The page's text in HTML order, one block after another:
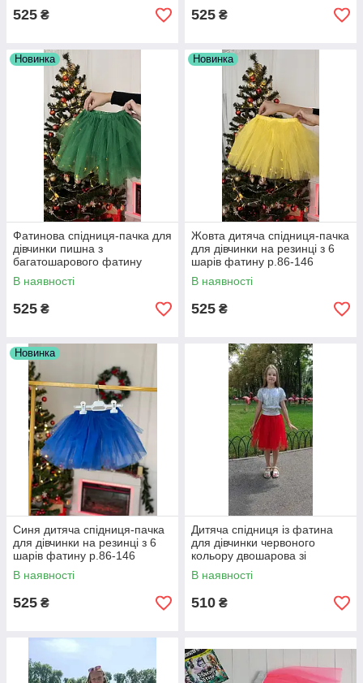
525 ₴ 525 ₴
Новинка
Фатинова спідниця-пачка для
дівчинки пишна з
багатошарового фатину
зеленого кольору в шість
шарів р.86-146
В наявності
525 ₴
Новинка
Жовта дитяча спідниця-пачка
для дівчинки на резинці з 6
шарів фатину р.86-146
В наявності
525 ₴
Новинка
Синя дитяча спідниця-пачка
для дівчинки на резинці з 6
шарів фатину р.86-146
В наявності
525 ₴
Дитяча спідниця із фатина
для дівчинки червоного
кольору двошарова зі
срібним поясом р. 104-170
В наявності
510 ₴